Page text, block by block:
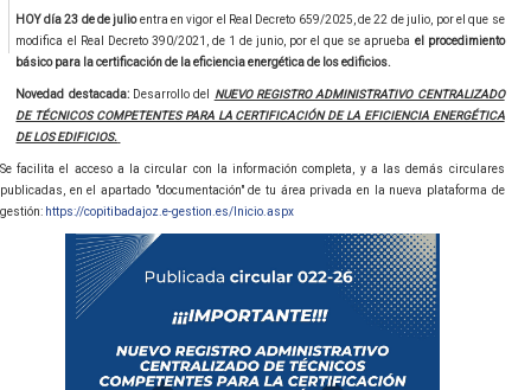
HOY día 23 de de julioentra en vigor el Real Decreto 659/2025, de 22 de julio, por el que se
modifica el Real Decreto 390/2021, de 1 de junio, por el que se aprueba el procedimiento
básico para la certificación de la eficiencia energética de los edificios.
Novedad destacada: Desarrollo del
NUEVO REGISTRO ADMINISTRATIVO CENTRALIZADO
DE TÉCNICOS COMPETENTES PARA LA CERTIFICACIÓN DE LA EFICIENCIA ENERGÉTICA
DE LOS EDIFICIOS.
Se facilita el acceso a la circular con la información completa, y a las demás circulares
publicadas, en el apartado "documentación" de tu área privada en la nueva plataforma de
gestión: https://copitibadajoz.e-gestion.es/Inicio.aspx